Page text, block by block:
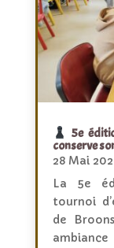
5e
conserve
28 Mai
La 5e
tournoi
de